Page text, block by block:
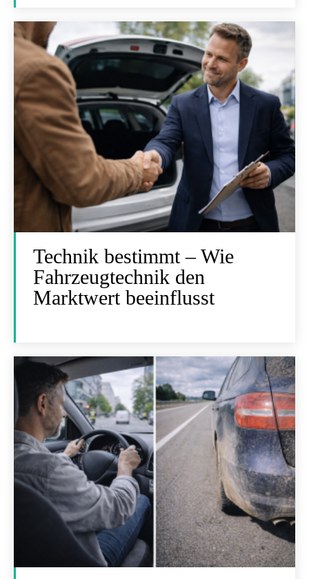
Technik bestimmt – Wie
Fahrzeugtechnik den
Marktwert beeinflusst